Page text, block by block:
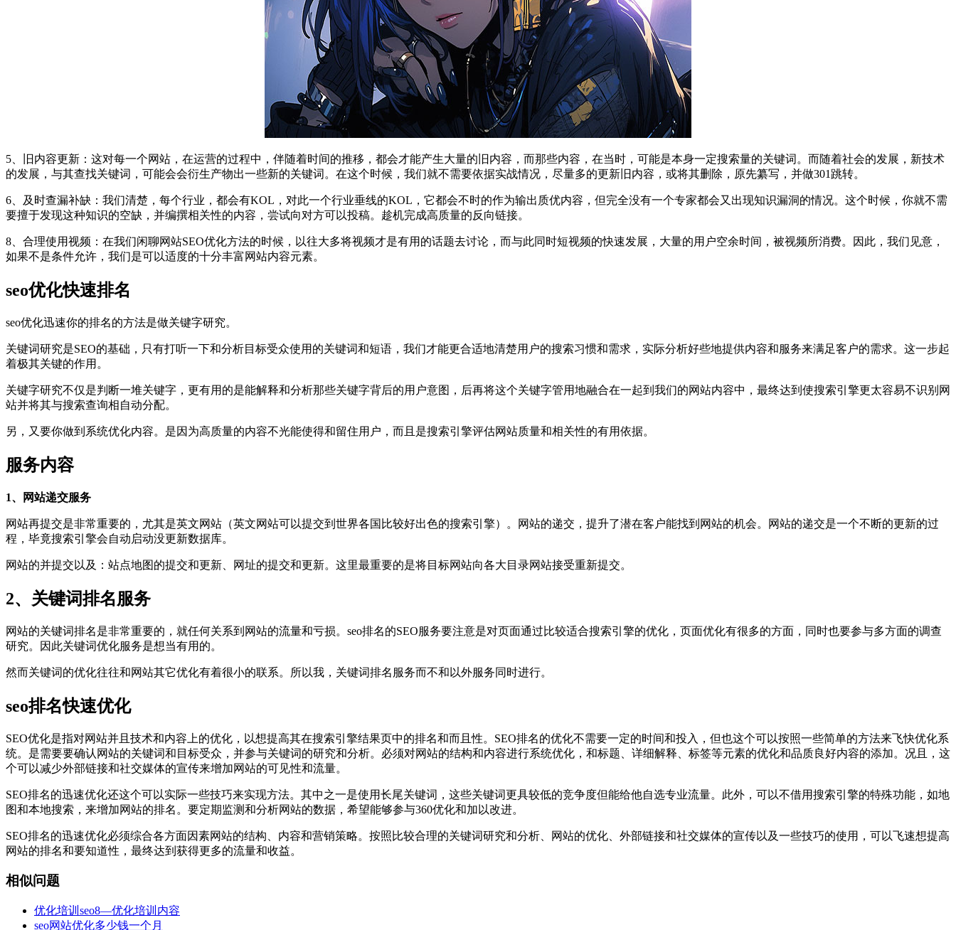
5、旧内容更新：这对每一个网站，在运营的过程中，伴随着时间的推移，都会才能产生大量的旧内容，而那些内容，在当时，可能是本身一定搜索量的关键词。而随着社会的发展，新技术
的发展，与其查找关键词，可能会会衍生产物出一些新的关键词。在这个时候，我们就不需要依据实战情况，尽量多的更新旧内容，或将其删除，原先纂写，并做301跳转。
6、及时查漏补缺：我们清楚，每个行业，都会有KOL，对此一个行业垂线的KOL，它都会不时的作为输出质优内容，但完全没有一个专家都会又出现知识漏洞的情况。这个时候，你就不需
要擅于发现这种知识的空缺，并编撰相关性的内容，尝试向对方可以投稿。趁机完成高质量的反向链接。
8、合理使用视频：在我们闲聊网站SEO优化方法的时候，以往大多将视频才是有用的话题去讨论，而与此同时短视频的快速发展，大量的用户空余时间，被视频所消费。因此，我们见意，
如果不是条件允许，我们是可以适度的十分丰富网站内容元素。
seo优化快速排名
seo优化迅速你的排名的方法是做关键字研究。
关键词研究是SEO的基础，只有打听一下和分析目标受众使用的关键词和短语，我们才能更合适地清楚用户的搜索习惯和需求，实际分析好些地提供内容和服务来满足客户的需求。这一步起
着极其关键的作用。
关键字研究不仅是判断一堆关键字，更有用的是能解释和分析那些关键字背后的用户意图，后再将这个关键字管用地融合在一起到我们的网站内容中，最终达到使搜索引擎更太容易不识别网
站并将其与搜索查询相自动分配。
另，又要你做到系统优化内容。是因为高质量的内容不光能使得和留住用户，而且是搜索引擎评估网站质量和相关性的有用依据。
服务内容
1、网站递交服务
网站再提交是非常重要的，尤其是英文网站（英文网站可以提交到世界各国比较好出色的搜索引擎）。网站的递交，提升了潜在客户能找到网站的机会。网站的递交是一个不断的更新的过
程，毕竟搜索引擎会自动启动没更新数据库。
网站的并提交以及：站点地图的提交和更新、网址的提交和更新。这里最重要的是将目标网站向各大目录网站接受重新提交。
2、关键词排名服务
网站的关键词排名是非常重要的，就任何关系到网站的流量和亏损。seo排名的SEO服务要注意是对页面通过比较适合搜索引擎的优化，页面优化有很多的方面，同时也要参与多方面的调查
研究。因此关键词优化服务是想当有用的。
然而关键词的优化往往和网站其它优化有着很小的联系。所以我，关键词排名服务而不和以外服务同时进行。
seo排名快速优化
SEO优化是指对网站并且技术和内容上的优化，以想提高其在搜索引擎结果页中的排名和而且性。SEO排名的优化不需要一定的时间和投入，但也这个可以按照一些简单的方法来飞快优化系
统。是需要要确认网站的关键词和目标受众，并参与关键词的研究和分析。必须对网站的结构和内容进行系统优化，和标题、详细解释、标签等元素的优化和品质良好内容的添加。况且，这
个可以减少外部链接和社交媒体的宣传来增加网站的可见性和流量。
SEO排名的迅速优化还这个可以实际一些技巧来实现方法。其中之一是使用长尾关键词，这些关键词更具较低的竞争度但能给他自选专业流量。此外，可以不借用搜索引擎的特殊功能，如地
图和本地搜索，来增加网站的排名。要定期监测和分析网站的数据，希望能够参与360优化和加以改进。
SEO排名的迅速优化必须综合各方面因素网站的结构、内容和营销策略。按照比较合理的关键词研究和分析、网站的优化、外部链接和社交媒体的宣传以及一些技巧的使用，可以飞速想提高
网站的排名和要知道性，最终达到获得更多的流量和收益。
相似问题
优化培训seo8—优化培训内容
seo网站优化多少钱一个月